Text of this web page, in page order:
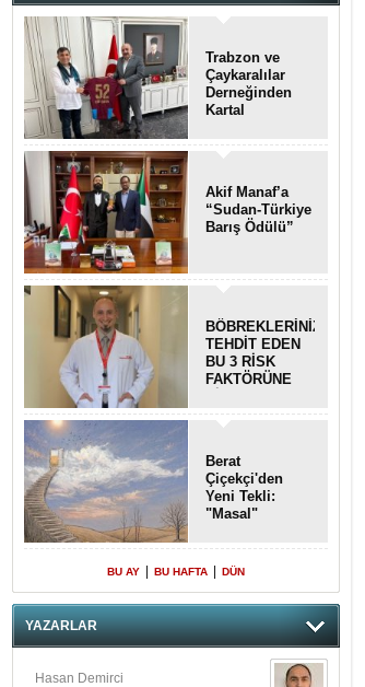
Trabzon ve
Çaykaralılar
Derneğinden
Kartal
anlamlı ziyaret
Akif Manaf’a
“Sudan-Türkiye
Barış Ödülü”
BÖBREKLERİNİZİ
TEHDİT EDEN
BU 3 RİSK
FAKTÖRÜNE
Berat
Çiçekçi'den
Yeni Tekli:
"Masal"
BU AY BU HAFTA DÜN
YAZARLAR
Hasan Demirci